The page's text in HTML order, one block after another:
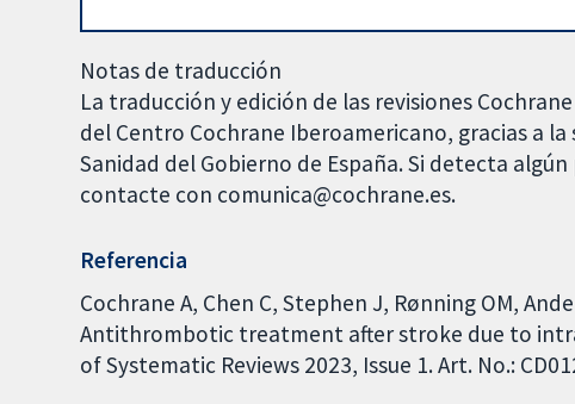
Notas de traducción
La traducción y edición de las revisiones
del Centro Cochrane Iberoamericano, gracias a
Sanidad del Gobierno de España. Si detecta
contacte con comunica@cochrane.es.
Referencia
Cochrane A, Chen C, Stephen J, Rønning OM,
Antithrombotic treatment after stroke due to
of Systematic Reviews 2023, Issue 1. Art. No.: